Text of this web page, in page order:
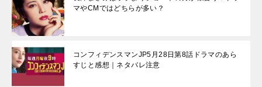
マやCMではどちらが多い？
コンフィデンスマンJP5月28日第8話ドラマのあら
すじと感想｜ネタバレ注意